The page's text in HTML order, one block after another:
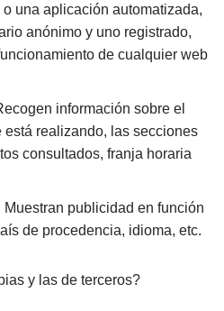
una aplicación automatizada,
anónimo y uno registrado,
de cualquier web
información sobre el
realizando, las secciones
consultados, franja horaria
Muestran publicidad en función
de procedencia, idioma, etc.
y las de terceros?